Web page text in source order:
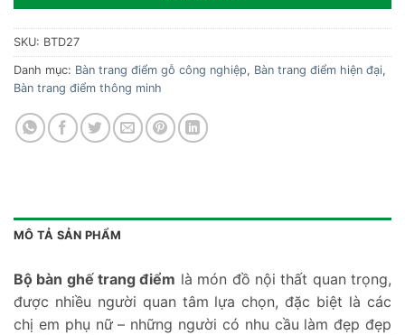
SKU: BTD27
Danh mục: Bàn trang điểm gỗ công nghiệp, Bàn trang điểm hiện đại,
Bàn trang điểm thông minh
MÔ TẢ SẢN PHẨM
Bộ bàn ghế trang điểm là món đồ nội thất quan trọng,
được nhiều người quan tâm lựa chọn, đặc biệt là các
chị em phụ nữ – những người có nhu cầu làm đẹp đẹp